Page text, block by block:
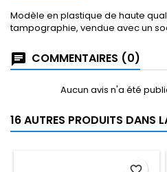
Modèle en plastique de haute
tampographie, vendue avec un
COMMENTAIRES (0)
Aucun avis n'a été
16 AUTRES PRODUITS DANS